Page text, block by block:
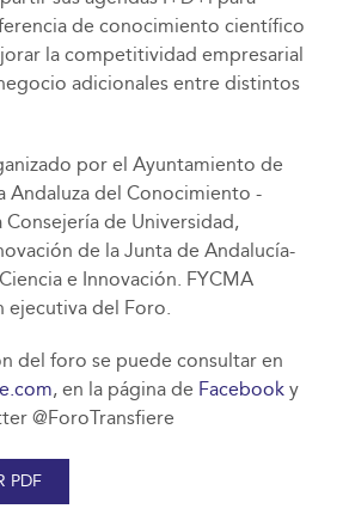
de conocimiento científico
la competitividad empresarial
adicionales entre distintos
por el Ayuntamiento de
Andaluza del Conocimiento -
de Universidad,
de la Junta de Andalucía-
e Innovación. FYCMA
ejecutiva del Foro.
del foro se puede consultar en
, en la página de Facebooky
@ForoTransfiere
PDF